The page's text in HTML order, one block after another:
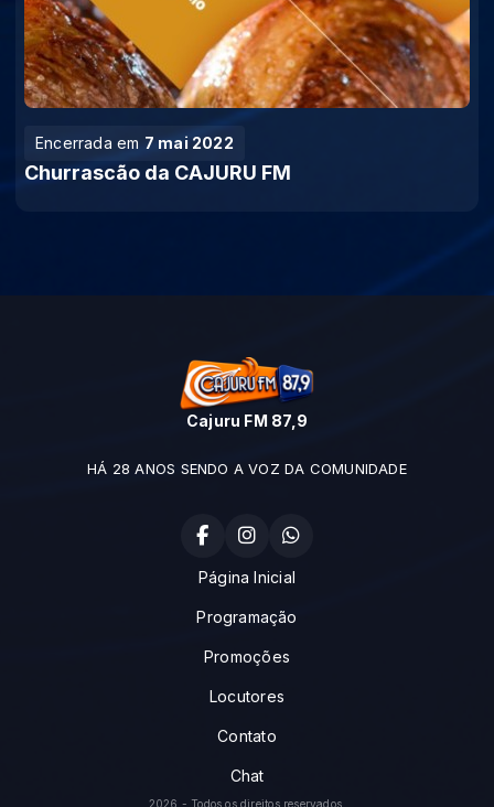
Encerrada em 7 mai 2022
Churrascão da CAJURU FM
Cajuru FM 87,9
HÁ 28 ANOS SENDO A VOZ DA COMUNIDADE
Página Inicial
Programação
Promoções
Locutores
Contato
Chat
2026 - Todos os direitos reservados.